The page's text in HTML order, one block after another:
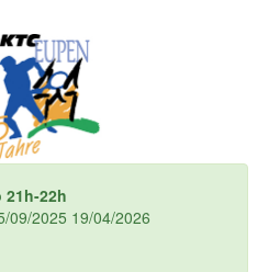
21h-22h
09/2025 19/04/2026